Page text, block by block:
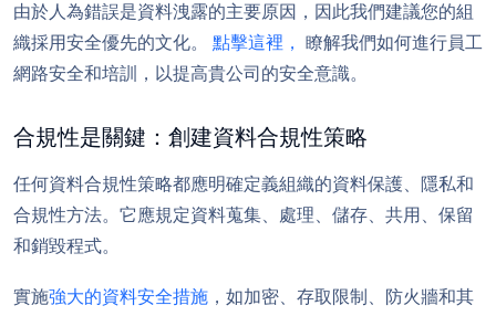
由於人為錯誤是資料洩露的主要原因，因此我們建議您的組
織採用安全優先的文化。 點擊這裡，
瞭解我們如何進行員工
網路安全和培訓，以提高貴公司的安全意識。
合規性是關鍵：創建資料合規性策略
任何資料合規性策略都應明確定義組織的資料保護、隱私和
合規性方法。它應規定資料蒐集、處理、儲存、共用、保留
和銷毀程式。
實施強大的資料安全措施 ，如加密、存取限制、防火牆和其